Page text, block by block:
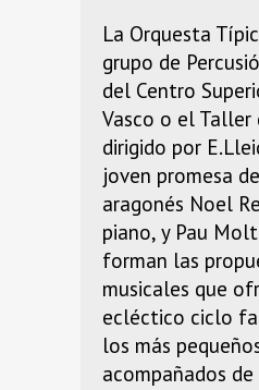
La Orquesta
grupo de
del Centro
Vasco o el Taller
dirigido por
joven promesa
aragonés Noel
piano, y Pau
forman las
musicales que
ecléctico ciclo
los más
acompañados